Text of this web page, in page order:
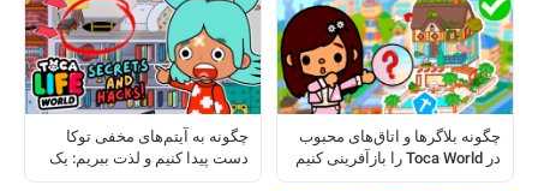
چگونه بلاگرها و اتاق‌های محبوب
در Toca World را بازآفرینی کنیم
چگونه به آیتم‌های مخفی توکا
دست پیدا کنیم و لذت ببریم: یک